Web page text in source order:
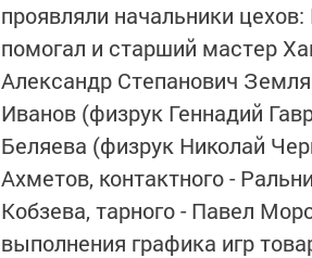
проявляли начальники
помогал и старший мастер
Александр Степанович
Иванов (физрук Геннадий
Беляева (физрук Николай
Ахметов, контактного -
Кобзева, тарного - Павел
выполнения графика игр